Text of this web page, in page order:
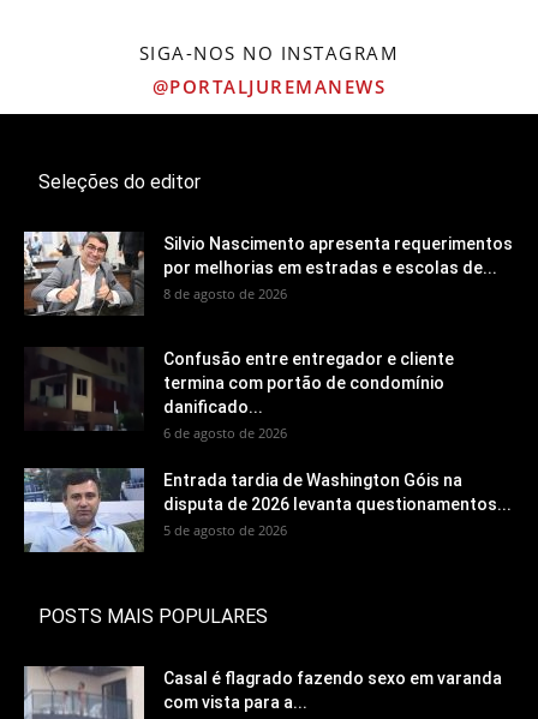
SIGA-NOS NO INSTAGRAM
@PORTALJUREMANEWS
Seleções do editor
Silvio Nascimento apresenta requerimentos
por melhorias em estradas e escolas de...
8 de agosto de 2026
Confusão entre entregador e cliente
termina com portão de condomínio
danificado...
6 de agosto de 2026
Entrada tardia de Washington Góis na
disputa de 2026 levanta questionamentos...
5 de agosto de 2026
POSTS MAIS POPULARES
Casal é flagrado fazendo sexo em varanda
com vista para a...